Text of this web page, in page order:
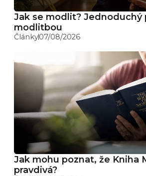
Jak se modlit? Jednoduchý
modlitbou
Články07/08/2026
Jak mohu poznat, že Kniha
pravdivá?